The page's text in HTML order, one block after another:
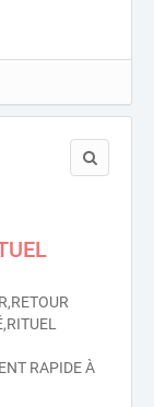
RAPIDE À